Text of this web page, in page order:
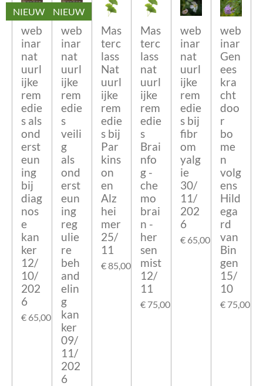
NIEUW
web
inar
nat
uurl
ijke
rem
edie
s als
ond
erst
eun
ing
bij
diag
nos
e
kan
ker
12/
10/
202
6
€ 65,00
NIEUW
web
inar
nat
uurl
ijke
rem
edie
s
veili
g
als
ond
erst
eun
ing
reg
ulie
re
beh
and
elin
g
kan
ker
09/
11/
202
6
Mas
terc
lass
Nat
uurl
ijke
rem
edie
s bij
Par
kins
on
en
Alz
hei
mer
25/
11
€ 85,00
Mas
terc
lass
nat
uurl
ijke
rem
edie
s
Brai
nfo
g -
che
mo
brai
n -
her
sen
mist
12/
11
€ 75,00
web
inar
nat
uurl
ijke
rem
edie
s bij
fibr
om
yalg
ie
30/
11/
202
6
€ 65,00
web
inar
Gen
ees
kra
cht
doo
r
bo
me
n
volg
ens
Hild
ega
rd
van
Bin
gen
15/
10
€ 75,00